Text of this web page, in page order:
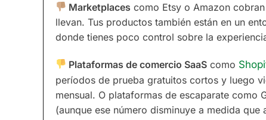
Marketplaces como Etsy o Amazon
llevan. Tus productos también están en un
donde tienes poco control sobre la
Plataformas de comercio SaaS como
períodos de prueba gratuitos cortos y luego
mensual. O plataformas de escaparate como
(aunque ese número disminuye a medida que